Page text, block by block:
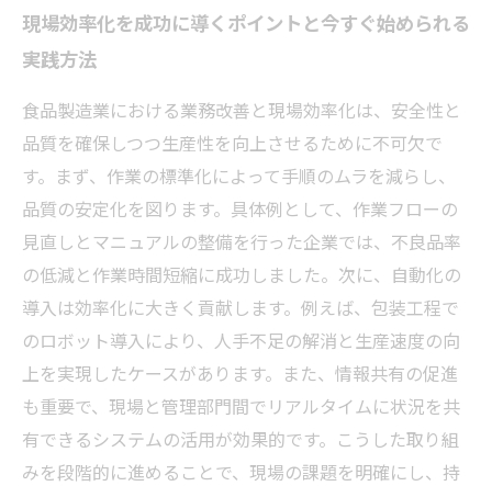
現場効率化を成功に導くポイントと今すぐ始められる
実践方法
食品製造業における業務改善と現場効率化は、安全性と
品質を確保しつつ生産性を向上させるために不可欠で
す。まず、作業の標準化によって手順のムラを減らし、
品質の安定化を図ります。具体例として、作業フローの
見直しとマニュアルの整備を行った企業では、不良品率
の低減と作業時間短縮に成功しました。次に、自動化の
導入は効率化に大きく貢献します。例えば、包装工程で
のロボット導入により、人手不足の解消と生産速度の向
上を実現したケースがあります。また、情報共有の促進
も重要で、現場と管理部門間でリアルタイムに状況を共
有できるシステムの活用が効果的です。こうした取り組
みを段階的に進めることで、現場の課題を明確にし、持